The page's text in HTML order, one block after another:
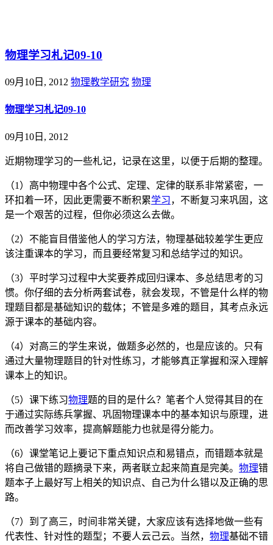
物理学习札记09-10
09月10日, 2012 物理教学研究 物理
物理学习札记09-10
09月10日, 2012
近期物理学习的一些札记，记录在这里，以便于后期的整理。
（1）高中物理中各个公式、定理、定律的联系非常紧密，一
环扣着一环，因此更需要不断积累学习，不断复习来巩固，这
是一个艰苦的过程，但你必须这么去做。
（2）不能盲目借鉴他人的学习方法，物理基础较差学生更应
该注重课本的学习，而且要经常复习和总结学过的知识。
（3）平时学习过程中大奖要养成回归课本、多总结思考的习
惯。你仔细的去分析两套试卷，就会发现，不管是什么样的物
理题目都是基础知识的载体；不管是多难的题目，其考点永远
源于课本的基础内容。
（4）对高三的学生来说，做题多必然的，也是应该的。只有
通过大量物理题目的针对性练习，才能够真正掌握和深入理解
课本上的知识。
（5）课下练习物理题的目的是什么？笔者个人觉得其目的在
于通过实际练兵掌握、巩固物理课本中的基本知识与原理，进
而改善学习效率，提高解题能力也就是得分能力。
（6）课堂笔记上要记下重点知识点和易错点，而错题本就是
将自己做错的题摘录下来，两者联立起来简直是完美。 物理错
题本子上最好写上相关的知识点、自己为什么错以及正确的思
路。
（7）到了高三，时间非常关键，大家应该有选择地做一些有
代表性、针对性的题型；不要人云己云。当然， 物理基础不错